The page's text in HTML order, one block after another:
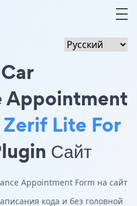
Appointment
Zerif Lite For
Сайт
Appointment Form на сайт
кода и без головной